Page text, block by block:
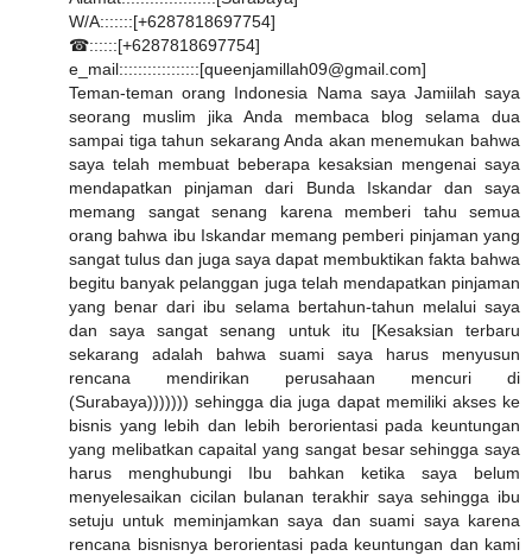
W/A:::::::[+6287818697754]
☎::::::[+6287818697754]
e_mail:::::::::::::::::[queenjamillah09@gmail.com]
Teman-teman orang Indonesia Nama saya Jamiilah saya
seorang muslim jika Anda membaca blog selama dua
sampai tiga tahun sekarang Anda akan menemukan bahwa
saya telah membuat beberapa kesaksian mengenai saya
mendapatkan pinjaman dari Bunda Iskandar dan saya
memang sangat senang karena memberi tahu semua
orang bahwa ibu Iskandar memang pemberi pinjaman yang
sangat tulus dan juga saya dapat membuktikan fakta bahwa
begitu banyak pelanggan juga telah mendapatkan pinjaman
yang benar dari ibu selama bertahun-tahun melalui saya
dan saya sangat senang untuk itu [Kesaksian terbaru
sekarang adalah bahwa suami saya harus menyusun
rencana mendirikan perusahaan mencuri di
(Surabaya))))))) sehingga dia juga dapat memiliki akses ke
bisnis yang lebih dan lebih berorientasi pada keuntungan
yang melibatkan capaital yang sangat besar sehingga saya
harus menghubungi Ibu bahkan ketika saya belum
menyelesaikan cicilan bulanan terakhir saya sehingga ibu
setuju untuk meminjamkan saya dan suami saya karena
rencana bisnisnya berorientasi pada keuntungan dan kami